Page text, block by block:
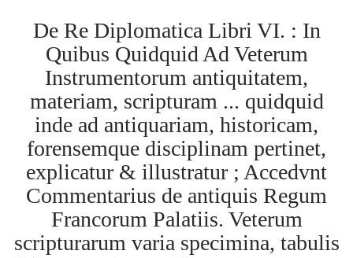
De Re Diplomatica Libri VI. : In
Quibus Quidquid Ad Veterum
Instrumentorum antiquitatem,
materiam, scripturam ... quidquid
inde ad antiquariam, historicam,
forensemque disciplinam pertinet,
explicatur & illustratur ; Accedvnt
Commentarius de antiquis Regum
Francorum Palatiis. Veterum
scripturarum varia specimina, tabulis